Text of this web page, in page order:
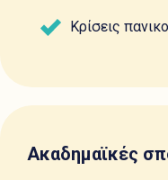
Κρίσεις
Ακαδημαϊκές